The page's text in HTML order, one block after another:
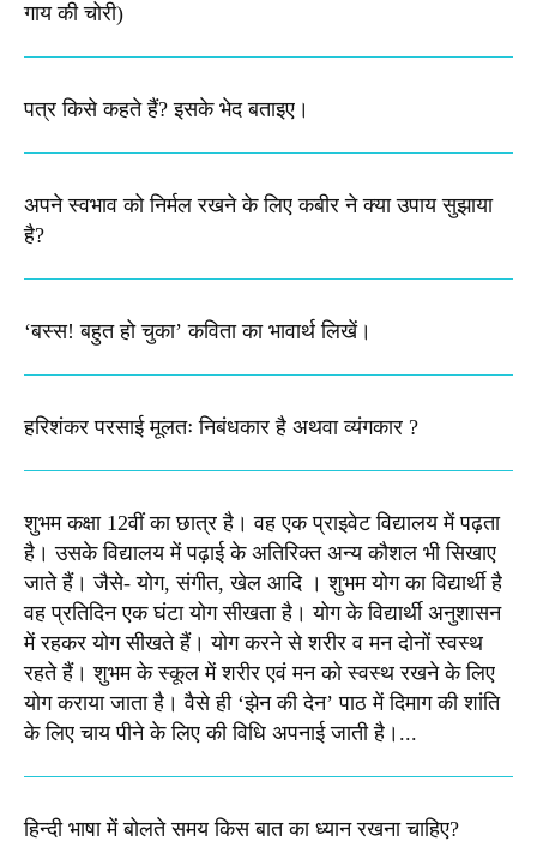
गाय की चोरी)
पत्र किसे कहते हैं? इसके भेद बताइए।
अपने स्वभाव को निर्मल रखने के लिए कबीर ने क्या उपाय सुझाया
है?
‘बस्स! बहुत हो चुका’ कविता का भावार्थ लिखें।
हरिशंकर परसाई मूलतः निबंधकार है अथवा व्यंगकार ?
शुभम कक्षा 12वीं का छात्र है। वह एक प्राइवेट विद्यालय में पढ़ता
है। उसके विद्यालय में पढ़ाई के अतिरिक्त अन्य कौशल भी सिखाए
जाते हैं। जैसे- योग, संगीत, खेल आदि । शुभम योग का विद्यार्थी है
वह प्रतिदिन एक घंटा योग सीखता है। योग के विद्यार्थी अनुशासन
में रहकर योग सीखते हैं। योग करने से शरीर व मन दोनों स्वस्थ
रहते हैं। शुभम के स्कूल में शरीर एवं मन को स्वस्थ रखने के लिए
योग कराया जाता है। वैसे ही ‘झेन की देन’ पाठ में दिमाग की शांति
के लिए चाय पीने के लिए की विधि अपनाई जाती है।...
हिन्दी भाषा में बोलते समय किस बात का ध्यान रखना चाहिए?